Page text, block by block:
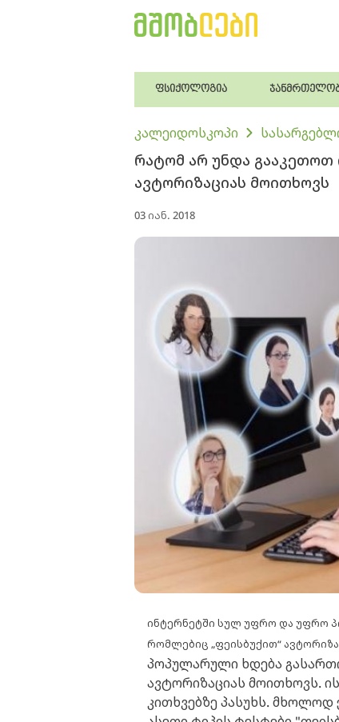
ფსიქოლოგია
კალეიდოსკოპი
რატომ არ უნდა
ავტორიზაციას მოითხოვს
03 იან. 2018
ინტერნეტში სულ უფრო და უფრო
რომლებიც „ფეისბუქით“
პოპულარული ხდება
ავტორიზაციას მოითხოვს.
კითხვებზე პასუხს. მხოლოდ